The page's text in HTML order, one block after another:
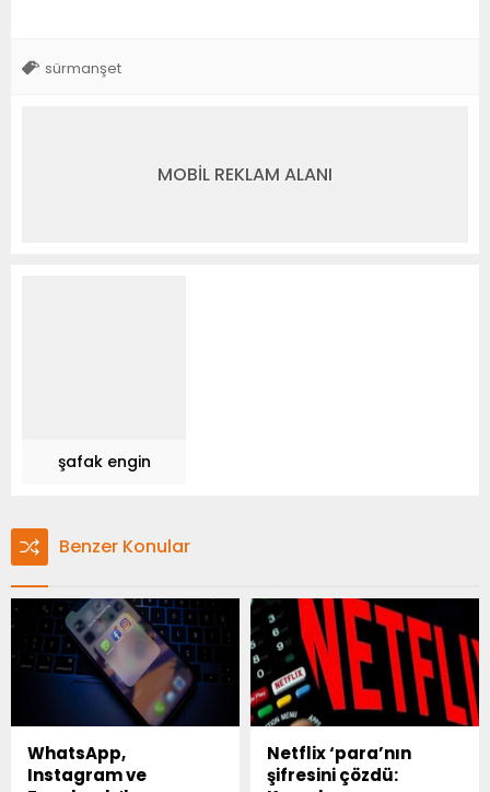
sürmanşet
MOBİL REKLAM ALANI
şafak engin
Benzer Konular
WhatsApp,
Instagram ve
Netflix ‘para’nın
şifresini çözdü: